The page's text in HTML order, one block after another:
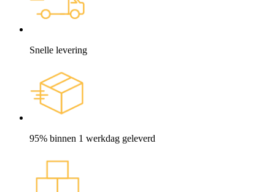
Snelle levering
95% binnen 1 werkdag geleverd